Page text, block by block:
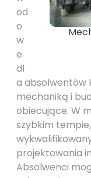
od
o
w
e
dl
a absolwentów
mechaniką i
obiecujące. W
szybkim
projektowania
Absolwenci